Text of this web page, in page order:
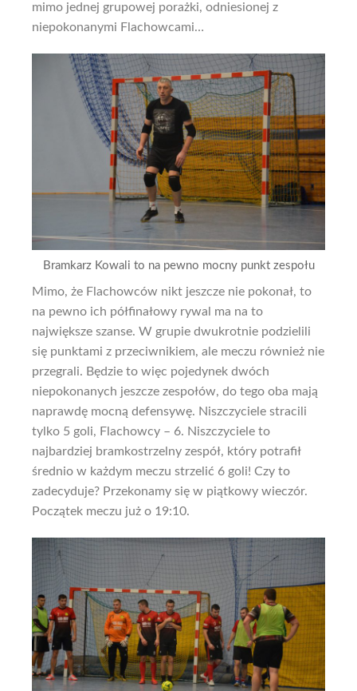
mimo jednej grupowej porażki, odniesionej z
niepokonanymi Flachowcami…
Bramkarz Kowali to na pewno mocny punkt zespołu
Mimo, że Flachowców nikt jeszcze nie pokonał, to
na pewno ich półfinałowy rywal ma na to
największe szanse. W grupie dwukrotnie podzielili
się punktami z przeciwnikiem, ale meczu również nie
przegrali. Będzie to więc pojedynek dwóch
niepokonanych jeszcze zespołów, do tego oba mają
naprawdę mocną defensywę. Niszczyciele stracili
tylko 5 goli, Flachowcy – 6. Niszczyciele to
najbardziej bramkostrzelny zespół, który potrafił
średnio w każdym meczu strzelić 6 goli! Czy to
zadecyduje? Przekonamy się w piątkowy wieczór.
Początek meczu już o 19:10.